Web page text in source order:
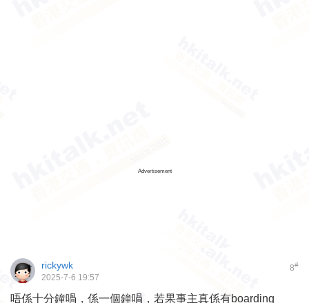
Advertisement
8#
rickywk
2025-7-6 19:57
唔係十分鐘喎，係一個鐘喎，若果事主真係有boarding